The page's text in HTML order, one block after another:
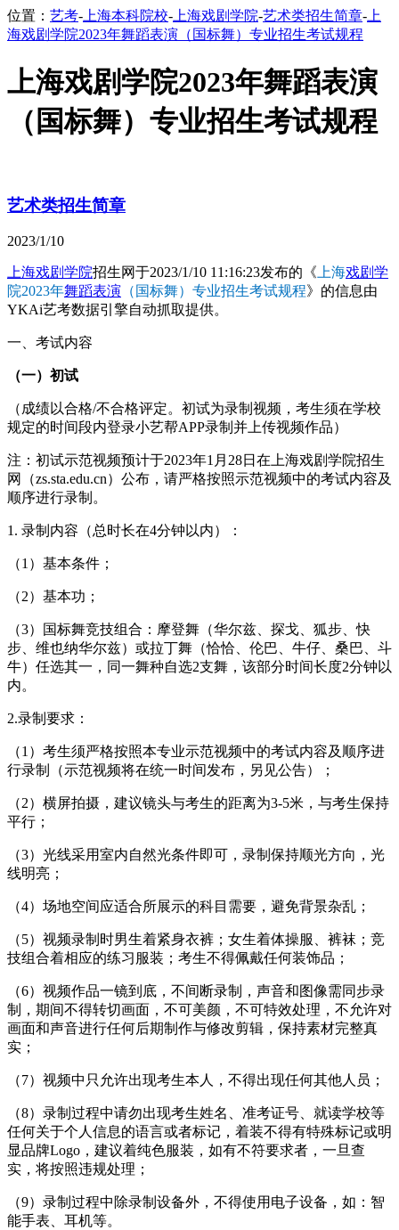
位置： 艺考- 上海本科院校- 上海戏剧学院-艺术类招生简章- 上
海戏剧学院2023年舞蹈表演（国标舞）专业招生考试规程
上海戏剧学院2023年舞蹈表演
（国标舞）专业招生考试规程
艺术类招生简章
2023/1/10
上海戏剧学院招生网于2023/1/10 11:16:23发布的《 上海戏剧学
院2023年舞蹈表演 （国标舞）专业招生考试规程》的信息由
YKAi艺考数据引擎自动抓取提供。
一、考试内容
（一）初试
（成绩以合格/不合格评定。初试为录制视频，考生须在学校
规定的时间段内登录小艺帮APP录制并上传视频作品）
注：初试示范视频预计于2023年1月28日在上海戏剧学院招生
网（zs.sta.edu.cn）公布，请严格按照示范视频中的考试内容及
顺序进行录制。
1. 录制内容（总时长在4分钟以内）：
（1）基本条件；
（2）基本功；
（3）国标舞竞技组合：摩登舞（华尔兹、探戈、狐步、快
步、维也纳华尔兹）或拉丁舞（恰恰、伦巴、牛仔、桑巴、斗
牛）任选其一，同一舞种自选2支舞，该部分时间长度2分钟以
内。
2.录制要求：
（1）考生须严格按照本专业示范视频中的考试内容及顺序进
行录制（示范视频将在统一时间发布，另见公告）；
（2）横屏拍摄，建议镜头与考生的距离为3-5米，与考生保持
平行；
（3）光线采用室内自然光条件即可，录制保持顺光方向，光
线明亮；
（4）场地空间应适合所展示的科目需要，避免背景杂乱；
（5）视频录制时男生着紧身衣裤；女生着体操服、裤袜；竞
技组合着相应的练习服装；考生不得佩戴任何装饰品；
（6）视频作品一镜到底，不间断录制，声音和图像需同步录
制，期间不得转切画面，不可美颜，不可特效处理，不允许对
画面和声音进行任何后期制作与修改剪辑，保持素材完整真
实；
（7）视频中只允许出现考生本人，不得出现任何其他人员；
（8）录制过程中请勿出现考生姓名、准考证号、就读学校等
任何关于个人信息的语言或者标记，着装不得有特殊标记或明
显品牌Logo，建议着纯色服装，如有不符要求者，一旦查
实，将按照违规处理；
（9）录制过程中除录制设备外，不得使用电子设备，如：智
能手表、耳机等。